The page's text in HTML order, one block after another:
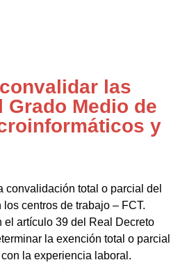
las
Medio de
y
convalidación total o parcial del
centros de trabajo – FCT.
el artículo 39 del Real Decreto
la exención total o parcial
la experiencia laboral.